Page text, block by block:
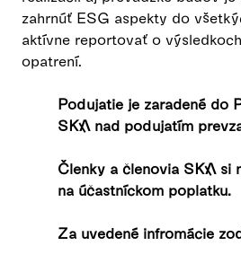
zahrnúť ESG aspekty do
aktívne reportovať o
opatrení.
Podujatie je zaradené do
SKA nad podujatím
Členky a členovia SKA si
na účastníckom poplatku.
Za uvedené infromácie